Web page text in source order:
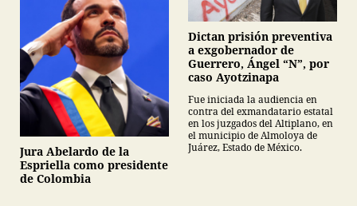
Jura Abelardo de la
Espriella como presidente
de Colombia
Dictan prisión preventiva
a exgobernador de
Guerrero, Ángel “N”, por
caso Ayotzinapa
Fue iniciada la audiencia en
contra del exmandatario estatal
en los juzgados del Altiplano, en
el municipio de Almoloya de
Juárez, Estado de México.